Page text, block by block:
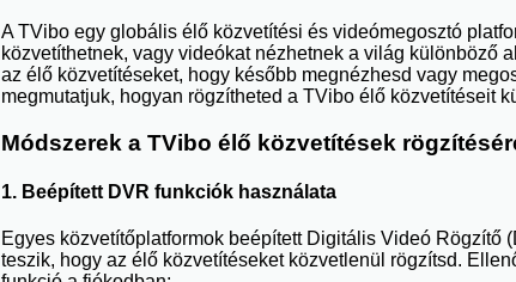
A TVibo egy globális élő közvetítési és videómegosztó
közvetíthetnek, vagy videókat nézhetnek a világ különböző
az élő közvetítéseket, hogy később megnézhesd vagy
megmutatjuk, hogyan rögzítheted a TVibo élő közvetítéseit
Módszerek a TVibo élő közvetítések
1. Beépített DVR funkciók használata
Egyes közvetítőplatformok beépített Digitális Videó
teszik, hogy az élő közvetítéseket közvetlenül rögzítsd.